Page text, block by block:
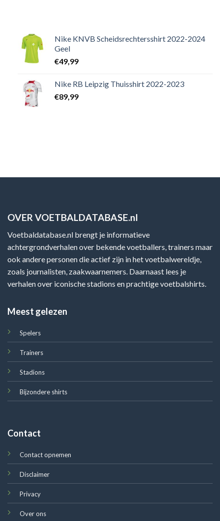
Nike KNVB Scheidsrechtersshirt 2022-2024
Geel
€49,99
Nike RB Leipzig Thuisshirt 2022-2023
€89,99
OVER VOETBALDATABASE.nl
Voetbaldatabase.nl brengt je informatieve
achtergrondverhalen over bekende voetballers, trainers maar
ook andere personen die actief zijn in het voetbalwereldje,
zoals journalisten, zaakwaarnemers. Daarnaast lees je
verhalen over iconische stadions en prachtige voetbalshirts.
Meest gelezen
Spelers
Trainers
Stadions
Bijzondere shirts
Contact
Contact opnemen
Disclaimer
Privacy
Over ons